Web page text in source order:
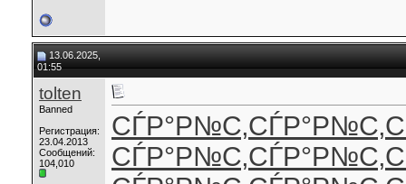
13.06.2025,
01:55
tolten
Banned
Регистрация:
23.04.2013
Сообщений:
104,010
СЃР°Р№С‚СЃР°Р№С‚
СЃР°Р№С‚СЃР°Р№С‚